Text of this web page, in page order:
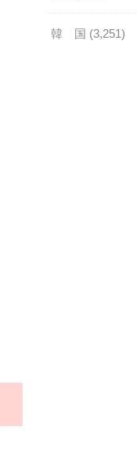
韓 国 (3,251)